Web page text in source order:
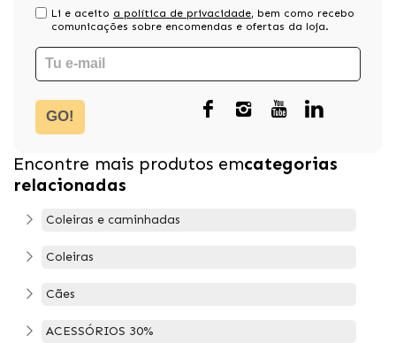
Li e aceito a política de privacidade, bem como recebo
comunicações sobre encomendas e ofertas da loja.
GO!
Encontre mais produtos emcategorias
relacionadas
Coleiras e caminhadas
Coleiras
Cães
ACESSÓRIOS 30%